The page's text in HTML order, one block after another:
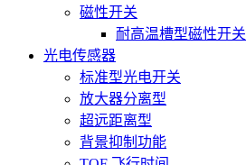
磁性开关
耐高温槽型磁性开关
光电传感器
标准型光电开关
放大器分离型
超远距离型
背景抑制功能